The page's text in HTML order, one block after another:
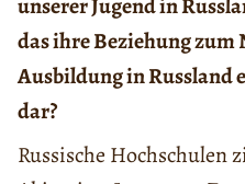
unserer Jugend in
das ihre Beziehung
Ausbildung in Russland
dar?
Russische Hochschulen